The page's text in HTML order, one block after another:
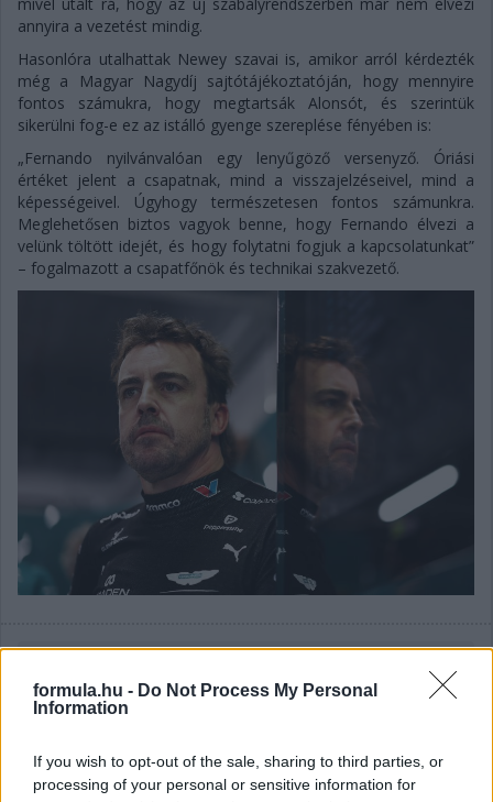
formula.hu - Do Not Process My Personal
Information
If you wish to opt-out of the sale, sharing to third parties, or
processing of your personal or sensitive information for
mivel utalt rá, hogy az új szabályrendszerben már nem élvezi
annyira a vezetést mindig.
Hasonlóra utalhattak Newey szavai is, amikor arról kérdezték
még a Magyar Nagydíj sajtótájékoztatóján, hogy mennyire
fontos számukra, hogy megtartsák Alonsót, és szerintük
sikerülni fog-e ez az istálló gyenge szereplése fényében is:
„Fernando nyilvánvalóan egy lenyűgöző versenyző. Óriási
értéket jelent a csapatnak, mind a visszajelzéseivel, mind a
képességeivel. Úgyhogy természetesen fontos számunkra.
Meglehetősen biztos vagyok benne, hogy Fernando élvezi a
velünk töltött idejét, és hogy folytatni fogjuk a kapcsolatunkat”
– fogalmazott a csapatfőnök és technikai szakvezető.
Balogh Tamás
3 napja
Lassuló fejlesztési ütemre számít a Red Bull
Mivel egy új F1-es szabályrendszer első idényéről van szó,